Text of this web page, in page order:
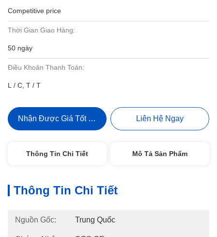
Competitive price
Thời Gian Giao Hàng:
50 ngày
Điều Khoản Thanh Toán:
L / C, T / T
Nhận Được Giá Tốt Nhất Liên Hệ Ngay
Thông Tin Chi Tiết Mô Tả Sản Phẩm
Thông Tin Chi Tiết
Nguồn Gốc: Trung Quốc